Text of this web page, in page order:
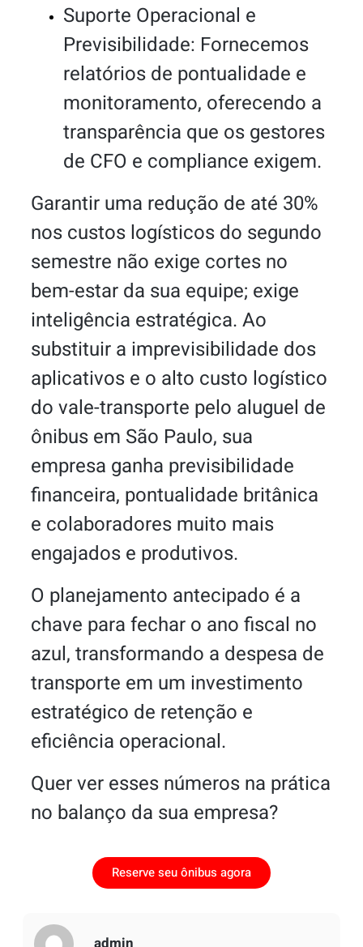
Suporte Operacional e
Previsibilidade: Fornecemos
relatórios de pontualidade e
monitoramento, oferecendo a
transparência que os gestores
de CFO e compliance exigem.
Garantir uma redução de até 30%
nos custos logísticos do segundo
semestre não exige cortes no
bem-estar da sua equipe; exige
inteligência estratégica. Ao
substituir a imprevisibilidade dos
aplicativos e o alto custo logístico
do vale-transporte pelo aluguel de
ônibus em São Paulo, sua
empresa ganha previsibilidade
financeira, pontualidade britânica
e colaboradores muito mais
engajados e produtivos.
O planejamento antecipado é a
chave para fechar o ano fiscal no
azul, transformando a despesa de
transporte em um investimento
estratégico de retenção e
eficiência operacional.
Quer ver esses números na prática
no balanço da sua empresa?
Reserve seu ônibus agora